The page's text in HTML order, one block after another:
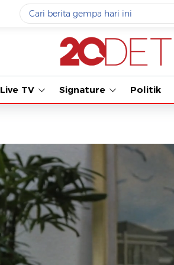
Yang sedang ramai dicari
data live draw sgp
#3prabowo
#5gempa hari ini
Promoted
Terakhir yang dicari
Loading...
Live TV Signature Politik